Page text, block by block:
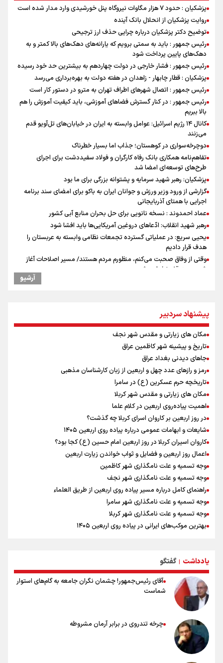
پزشکیان : حدود ۷ هزار مگاوات نیروگاه پنل خورشیدی وارد مدار شده است
روایت پزشکیان از انحلال بانک آینده
توضیح دکتر پزشکیان درباره چرایی حذف ارز ترجیحی
رئیس جمهور : باید به سمتی برویم که یارانه‌های دهک‌های بالا کمتر و به
دهک‌های پایین پرداخت شود
رئیس جمهور : فشار خارجی در دولت چهاردهم به بیشترین حد خود رسیده
پزشکیان : قطار چابهار - زاهدان در هفته دولت به بهره‌برداری می‌رسد
رئیس جمهور : اتصال شهرهای اطراف تهران به مترو در دستور کار است
رئیس جمهور : در کنار گسترش فضاهای آموزشی، باید کیفیت آموزش را هم
بالا ببریم
کانال ۱۴ رژیم اسرائیل: عوامل وابسته به ایران در خیابان‌های تل‌آویو قدم
می‌زنند
دوچرخه‌سواری در کوهستان؛ جذاب اما بسیار خطرناک
تفاهم‌نامه همکاری بانک رفاه کارگران و فولاد سفیددشت برای اجرای
طرح‌های توسعه‌ای امضا شد
پزشکیان: رهبر شهید سرمایه و پشتوانه بزرگی برای ما بود
گزارشی از ورود وزیر ورزش و جوانان ایران به باکو برای امضای سند برنامه
اجرایی با همتای آذربایجانی
عماد احمدوند : نسخه نانویی برای حل بحران منابع آبی کشور
رهبر شهید انقلاب: ادّعاهای دروغین آمریکایی‌ها باید افشا شود
یحیی سریع: در عملیاتی گسترده تجمعات نظامی وابسته به عربستان را
هدف قرار دادیم
وقتی از وفاق صحبت می‌کنم، منظورم مردم هستند/ مسیر اصلاحات آغاز
شده و متوقف نخواهد شد
استاندار خوزستان: دو میلیون و ۱۷۰ هزار تردد در مرزهای شلمچه و چذابه
جابجایی مرکز ثقل اقتصاد جهان انجام شد/ فرصت طلایی برای اقتصاد
ایران +نمودار
امیررضا غلامی، ملی پوش تکواندو : تمرکزم روی مسابقات پاکستان است نه
بازی های آسیایی
رادین زینالی، ملی پوش تکواندو : قدم به قدم تلاش می کنم تا به طلای
المپیک برسم
کانادا دو مظنون تیراندازی در نزدیکی کنسولگری آمریکا را بازداشت کرد
ونس: ایرانی‌ها مذاکره‌کنندگان سرسختی هستند
اردوی تیم ملی تکواندو
در ادامه سیاست جوان‌گرایی در پرسپولیس؛ ستاره‌های امید به بزرگسالان
اضافه شدند
آرشیو
پیشنهاد سردبیر
مکان های زیارتی و مقدس شهر نجف
تاریخ و پیشینه شهر کاظمین عراق
جاهای دیدنی بغداد عراق
رمز و رازهای عدد چهل و اربعین از زبان کارشناسان مذهبی
تاریخچه حرم عسکرین (ع) در سامرا
مکان های زیارتی و مقدس شهر کربلا
اهمیت پیاده‌روی اربعین در کلام علما
در روز اربعین بر کاروان اسرای کربلا چه گذشت؟
شایعات و ابهامات عمومی درباره پیاده روی اربعین ۱۴۰۵
کاروان اسیران کربلا در روز اربعین امام حسین (ع) کجا بود؟
اعمال روز اربعین و فضایل و ثواب خواندن زیارت اربعین
وجه تسمیه و علت نامگذاری شهر کاظمین
وجه تسمیه و علت نامگذاری شهر نجف
راهنمای کامل درباره مسیر پیاده روی اربعین از طریق العلماء
وجه تسمیه و علت نامگذاری شهر سامرا
وجه تسمیه و علت نامگذاری شهر کربلا
بهترین موکب‌های ایرانی در پیاده روی اربعین ۱۴۰۵
۲۰ نکته دوستانه درباره پیاده روی اربعین و عراقی ها
یادداشت | گفتگو
آقای رئیس‌جمهور! چشمان نگران جامعه به گام‌های استوار
شماست
چرخه تندروی در برابر آرمان مشروطه